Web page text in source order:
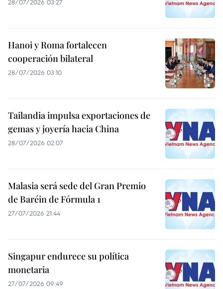
28/07/2026 03:27
Hanoi y Roma fortalecen
cooperación bilateral
28/07/2026 03:10
Tailandia impulsa exportaciones de
gemas y joyería hacia China
28/07/2026 02:07
Malasia será sede del Gran Premio
de Baréin de Fórmula 1
27/07/2026 21:44
Singapur endurece su política
monetaria
27/07/2026 09:49